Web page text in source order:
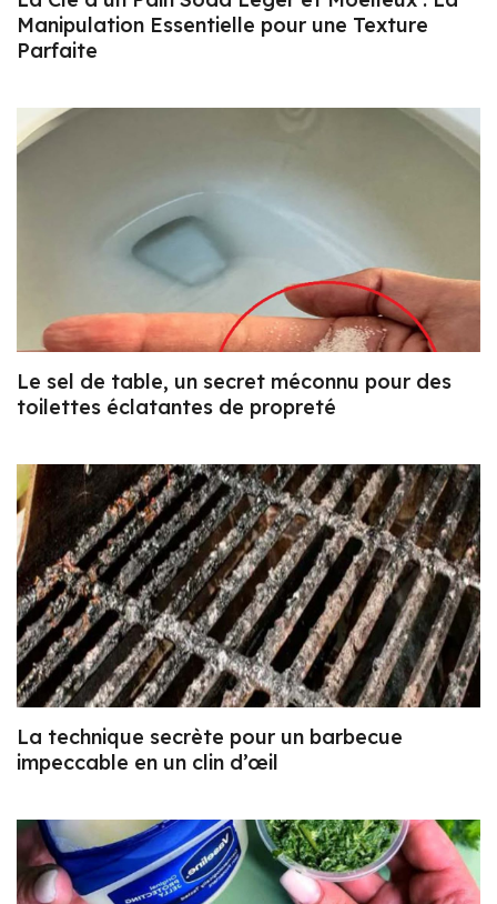
Manipulation Essentielle pour une Texture
Parfaite
Le sel de table, un secret méconnu pour des
toilettes éclatantes de propreté
La technique secrète pour un barbecue
impeccable en un clin d’œil